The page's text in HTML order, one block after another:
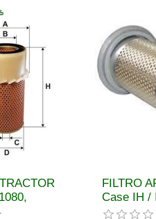
FILTRO
Case IH /